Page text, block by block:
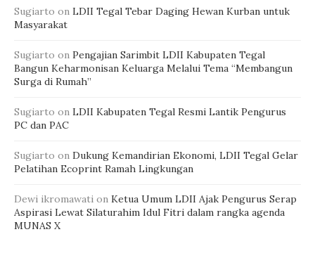
Sugiarto on LDII Tegal Tebar Daging Hewan Kurban untuk
Masyarakat
Sugiarto on Pengajian Sarimbit LDII Kabupaten Tegal
Bangun Keharmonisan Keluarga Melalui Tema “Membangun
Surga di Rumah”
Sugiarto on LDII Kabupaten Tegal Resmi Lantik Pengurus
PC dan PAC
Sugiarto on Dukung Kemandirian Ekonomi, LDII Tegal Gelar
Pelatihan Ecoprint Ramah Lingkungan
Dewi ikromawati on Ketua Umum LDII Ajak Pengurus Serap
Aspirasi Lewat Silaturahim Idul Fitri dalam rangka agenda
MUNAS X